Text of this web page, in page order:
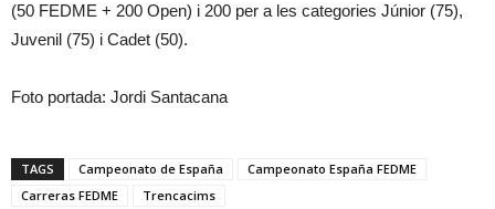
(50 FEDME + 200 Open) i 200 per a les categories Júnior (75),
Juvenil (75) i Cadet (50).
Foto portada: Jordi Santacana
TAGS Campeonato de España
Campeonato España FEDME
Carreras FEDME
Trencacims